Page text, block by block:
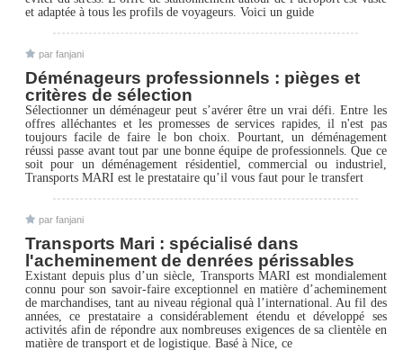
et adaptée à tous les profils de voyageurs. Voici un guide
par fanjani
Déménageurs professionnels : pièges et
critères de sélection
Sélectionner un déménageur peut s’avérer être un vrai défi. Entre les
offres alléchantes et les promesses de services rapides, il n'est pas
toujours facile de faire le bon choix. Pourtant, un déménagement
réussi passe avant tout par une bonne équipe de professionnels. Que ce
soit pour un déménagement résidentiel, commercial ou industriel,
Transports MARI est le prestataire qu’il vous faut pour le transfert
par fanjani
Transports Mari : spécialisé dans
l'acheminement de denrées périssables
Existant depuis plus d’un siècle, Transports MARI est mondialement
connu pour son savoir-faire exceptionnel en matière d’acheminement
de marchandises, tant au niveau régional quà l’international. Au fil des
années, ce prestataire a considérablement étendu et développé ses
activités afin de répondre aux nombreuses exigences de sa clientèle en
matière de transport et de logistique. Basé à Nice, ce